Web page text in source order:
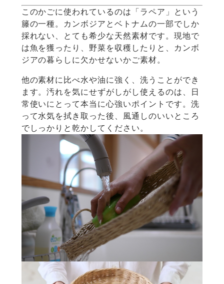
このかごに使われているのは「ラペア」という
籐の一種。カンボジアとベトナムの一部でしか
採れない、とても希少な天然素材です。現地で
は魚を獲ったり、野菜を収穫したりと、カンボ
ジアの暮らしに欠かせないかご素材。
他の素材に比べ水や油に強く、洗うことができ
ます。汚れを気にせずがしがし使えるのは、日
常使いにとって本当に心強いポイントです。洗
って水気を拭き取った後、風通しのいいところ
でしっかりと乾かしてください。